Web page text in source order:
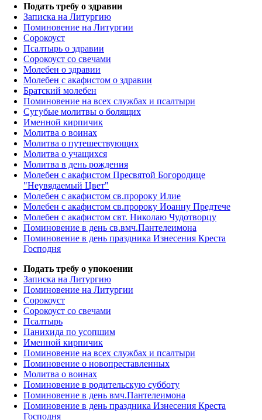
Подать требу о здравии
Записка на Литургию
Поминовение на Литургии
Сорокоуст
Псалтырь о здравии
Сорокоуст со свечами
Молебен о здравии
Молебен с акафистом о здравии
Братский молебен
Поминовение на всех службах и псалтыри
Сугубые молитвы о болящих
Именной кирпичик
Молитва о воинах
Молитва о путешествующих
Молитва о учащихся
Молитва в день рождения
Молебен с акафистом Пресвятой Богородице
"Неувядаемый Цвет"
Молебен с акафистом св.пророку Илие
Молебен с акафистом св.пророку Иоанну Предтече
Молебен с акафистом свт. Николаю Чудотворцу
Поминовение в день св.вмч.Пантелеимона
Поминовение в день праздника Изнесения Креста
Господня
Подать требу о упокоении
Записка на Литургию
Поминовение на Литургии
Сорокоуст
Сорокоуст со свечами
Псалтырь
Панихида по усопшим
Именной кирпичик
Поминовение на всех службах и псалтыри
Поминовение о новопреставленных
Молитва о воинах
Поминовение в родительскую субботу
Поминовение в день вмч.Пантелеимона
Поминовение в день праздника Изнесения Креста
Господня